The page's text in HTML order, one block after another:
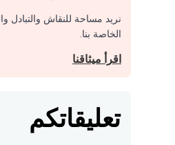
نريد مساحة للنقاش والتبادل
الخاصة بنا.
اقرأ ميثاقنا
تعليقاتكم